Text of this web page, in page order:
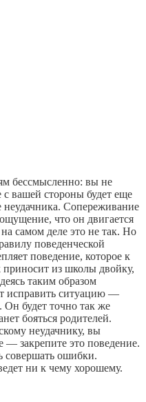
бессмысленно: вы не
вашей стороны будет еще
неудачника. Сопереживание
что он двигается
самом деле это не так. Но
поведенческой
поведение, которое к
из школы двойку,
таким образом
исправить ситуацию —
Он будет точно так же
бояться родителей.
неудачнику, вы
— закрепите это поведение.
совершать ошибки.
ни к чему хорошему.